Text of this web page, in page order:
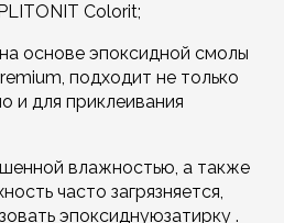
Colorit;
основе эпоксидной смолы
подходит не только
и для приклеивания
влажностью, а также
часто загрязняется,
эпоксиднуюзатирку .